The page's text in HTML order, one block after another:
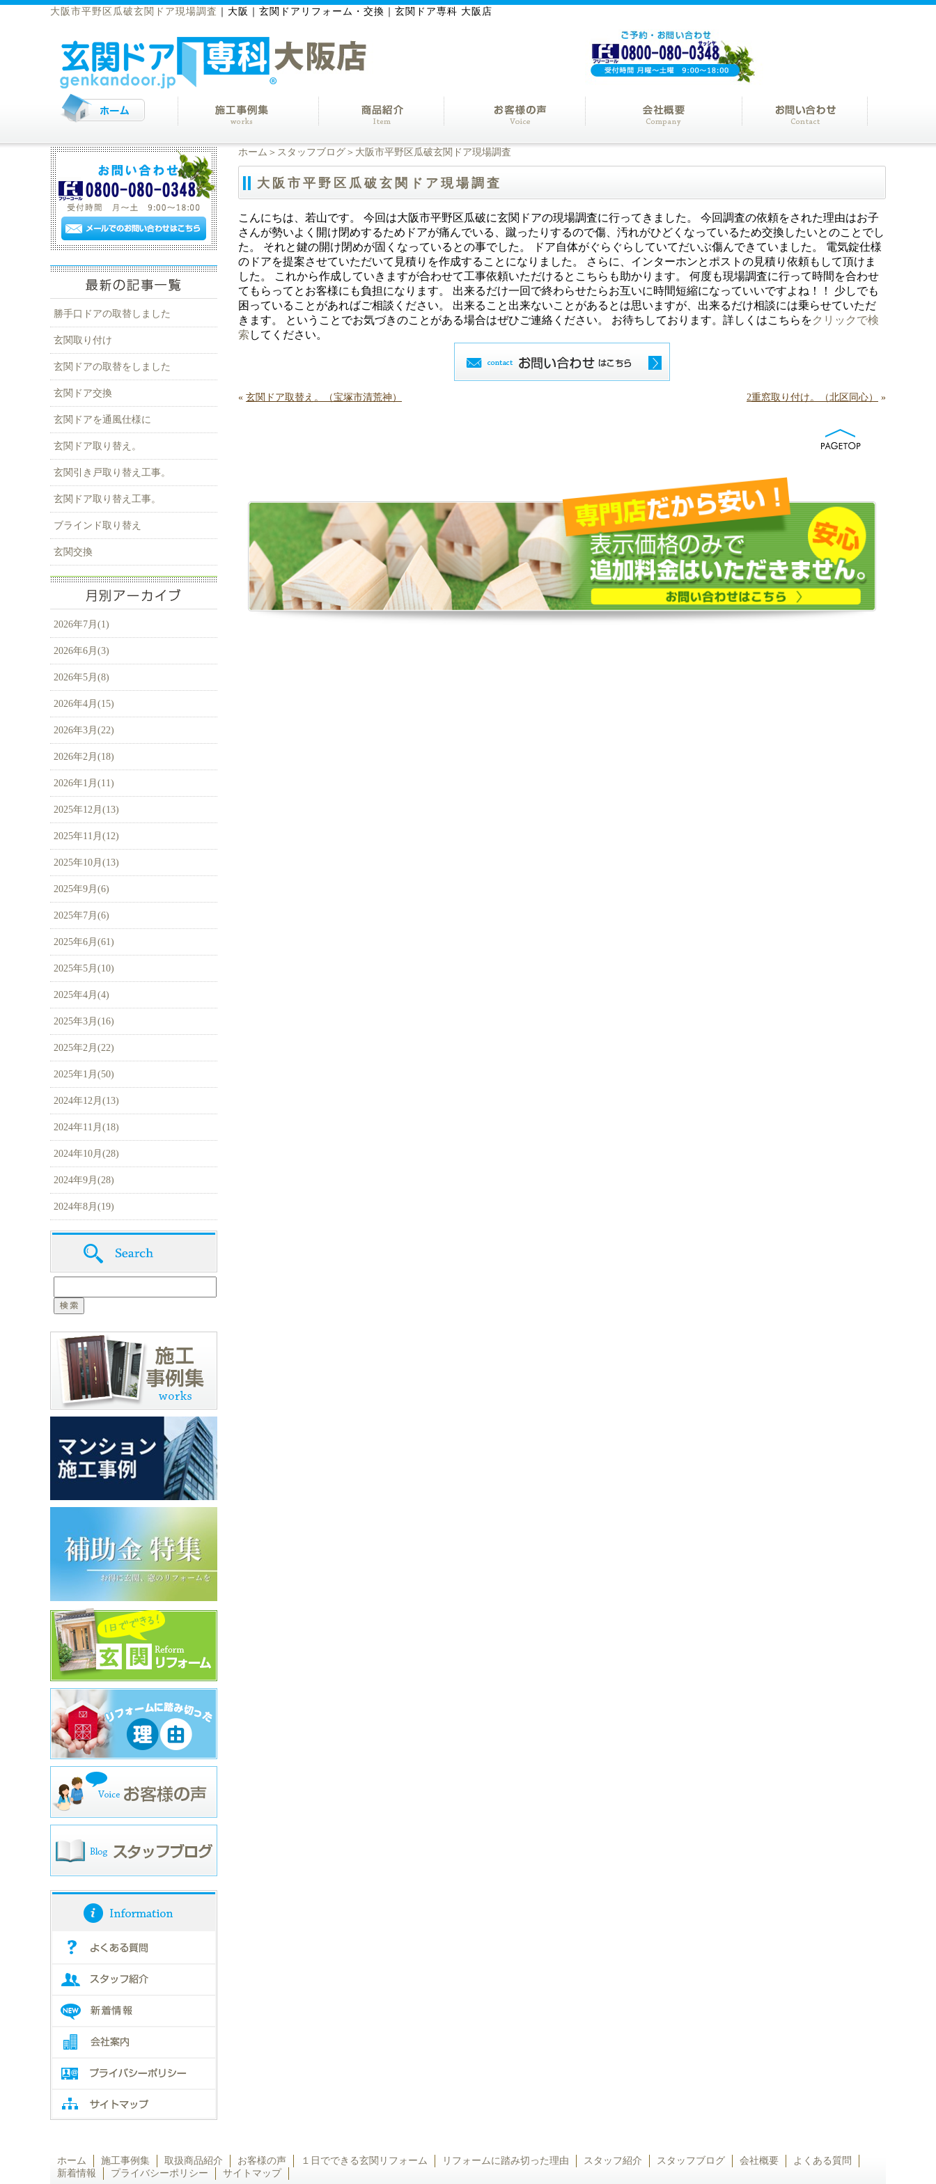
大阪市平野区瓜破玄関ドア現場調査 大阪｜玄関ドアリフォーム・交換｜玄関ドア専科 大阪店
ホーム ＞ スタッフブログ ＞大阪市平野区瓜破玄関ドア現場調査
大阪市平野区瓜破玄関ドア現場調査
こんにちは、若山です。 今回は大阪市平野区瓜破に玄関ドアの現場調査に行ってきました。 今回調査の依頼をされた理由はお子
さんが勢いよく開け閉めするためドアが痛んでいる、蹴ったりするので傷、汚れがひどくなっているため交換したいとのことでし
た。 それと鍵の開け閉めが固くなっているとの事でした。 ドア自体がぐらぐらしていてだいぶ傷んできていました。 電気錠仕様
のドアを提案させていただいて見積りを作成することになりました。 さらに、インターホンとポストの見積り依頼もして頂けま
した。 これから作成していきますが合わせて工事依頼いただけるとこちらも助かります。 何度も現場調査に行って時間を合わせ
てもらってとお客様にも負担になります。 出来るだけ一回で終わらせたらお互いに時間短縮になっていいですよね！！ 少しでも
困っていることがあればご相談ください。 出来ること出来ないことがあるとは思いますが、出来るだけ相談には乗らせていただ
きます。 ということでお気づきのことがある場合はぜひご連絡ください。 お待ちしております。詳しくはこちらをクリックで検
索 してください。
« 玄関ドア取替え。（宝塚市清荒神） 2重窓取り付け。（北区同心） »
勝手口ドアの取替しました
玄関取り付け
玄関ドアの取替をしました
玄関ドア交換
玄関ドアを通風仕様に
玄関ドア取り替え。
玄関引き戸取り替え工事。
玄関ドア取り替え工事。
ブラインド取り替え
玄関交換
2026年7月(1)
2026年6月(3)
2026年5月(8)
2026年4月(15)
2026年3月(22)
2026年2月(18)
2026年1月(11)
2025年12月(13)
2025年11月(12)
2025年10月(13)
2025年9月(6)
2025年7月(6)
2025年6月(61)
2025年5月(10)
2025年4月(4)
2025年3月(16)
2025年2月(22)
2025年1月(50)
2024年12月(13)
2024年11月(18)
2024年10月(28)
2024年9月(28)
2024年8月(19)
ホーム 施工事例集 取扱商品紹介 お客様の声 １日でできる玄関リフォーム リフォームに踏み切った理由 スタッフ紹介 スタッフブログ 会社概要
よくある質問
新着情報
プライバシーポリシー サイトマップ